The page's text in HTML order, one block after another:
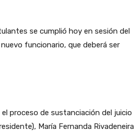
se cumplió hoy en sesión del
funcionario, que deberá ser
proceso de sustanciación del juicio
María Fernanda Rivadeneira